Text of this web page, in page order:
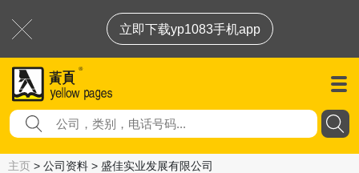
立即下载yp1083手机app
主页 > 公司资料 > 盛佳实业发展有限公司